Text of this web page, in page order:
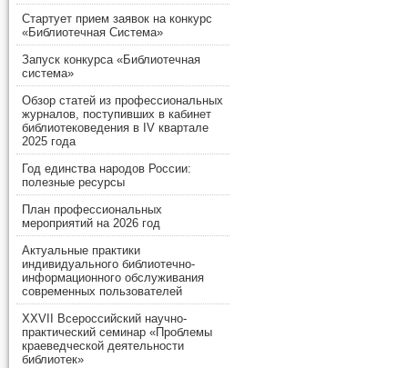
Стартует прием заявок на конкурс
«Библиотечная Система»
Запуск конкурса «Библиотечная
система»
Обзор статей из профессиональных
журналов, поступивших в кабинет
библиотековедения в IV квартале
2025 года
Год единства народов России:
полезные ресурсы
План профессиональных
мероприятий на 2026 год
Актуальные практики
индивидуального библиотечно-
информационного обслуживания
современных пользователей
XXVII Всероссийский научно-
практический семинар «Проблемы
краеведческой деятельности
библиотек»